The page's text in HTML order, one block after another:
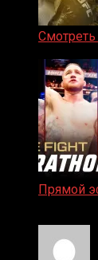
Прямой